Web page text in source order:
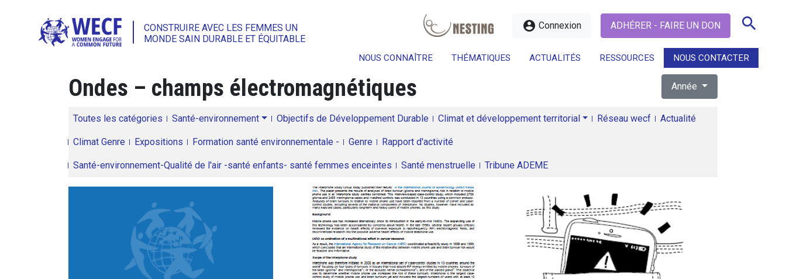
CONSTRUIRE AVEC LES FEMMES UN
MONDE SAIN DURABLE ET ÉQUITABLE
account_circle Connexion ADHÉRER - FAIRE UN DON search
NOUS CONNAÎTRE THÉMATIQUES ACTUALITÉS RESSOURCES NOUS CONTACTER
search
Ondes – champs électromagnétiques Année
Toutes les catégories Santé-environnement Objectifs de Développement Durable Climat et développement territorial Réseau wecf Actualité
Climat Genre Expositions Formation santé environnementale - Genre Rapport d'activité
Santé-environnement-Qualité de l'air -santé enfants- santé femmes enceintes Santé menstruelle Tribune ADEME